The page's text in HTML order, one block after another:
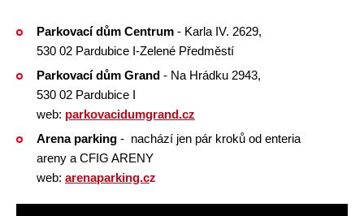
Parkovací dům Centrum - Karla IV. 2629,
530 02 Pardubice I-Zelené Předměstí
Parkovací dům Grand - Na Hrádku 2943,
530 02 Pardubice I
web: parkovacidumgrand.cz
Arena parking - nachází jen pár kroků od enteria
areny a CFIG ARENY
web: arenaparking.cz